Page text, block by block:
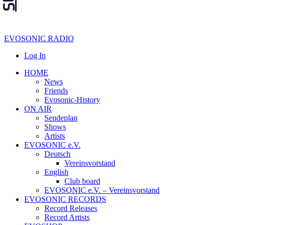
EVOSONIC RADIO
Log In
HOME
News
Friends
Evosonic-History
ON AIR
Sendeplan
Shows
Artists
EVOSONIC e.V.
Deutsch
Vereinsvorstand
English
Club board
EVOSONIC e.V. ‒ Vereinsvorstand
EVOSONIC RECORDS
Record Releases
Record Artists